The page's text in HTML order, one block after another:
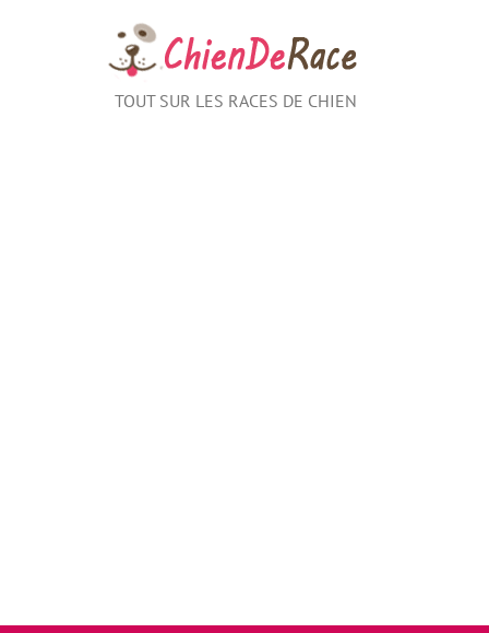
TOUT SUR LES RACES DE CHIEN